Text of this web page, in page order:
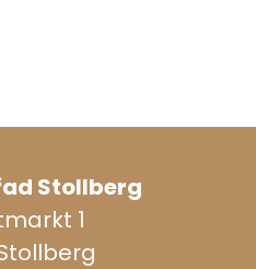
Stollberg
1